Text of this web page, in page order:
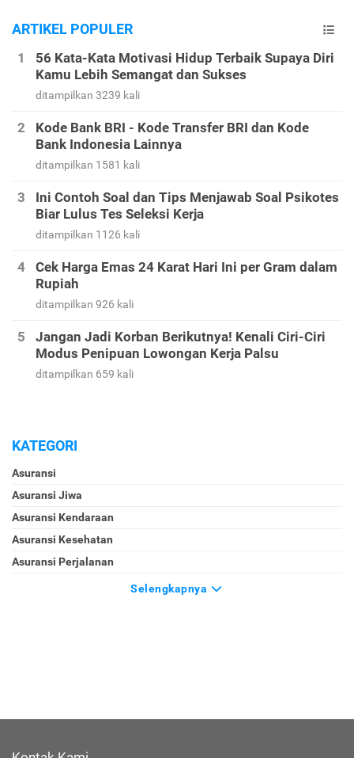
ARTIKEL POPULER
56 Kata-Kata Motivasi Hidup Terbaik Supaya Diri
Kamu Lebih Semangat dan Sukses
ditampilkan 3239 kali
Kode Bank BRI - Kode Transfer BRI dan Kode
Bank Indonesia Lainnya
ditampilkan 1581 kali
Ini Contoh Soal dan Tips Menjawab Soal Psikotes
Biar Lulus Tes Seleksi Kerja
ditampilkan 1126 kali
Cek Harga Emas 24 Karat Hari Ini per Gram dalam
Rupiah
ditampilkan 926 kali
Jangan Jadi Korban Berikutnya! Kenali Ciri-Ciri
Modus Penipuan Lowongan Kerja Palsu
ditampilkan 659 kali
KATEGORI
Asuransi
Asuransi Jiwa
Asuransi Kendaraan
Asuransi Kesehatan
Asuransi Perjalanan
Selengkapnya